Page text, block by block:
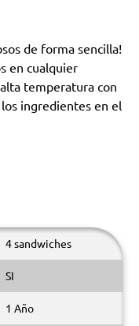
de forma sencilla!
en cualquier
temperatura con
ingredientes en el
4 sandwiches
SI
1 Año